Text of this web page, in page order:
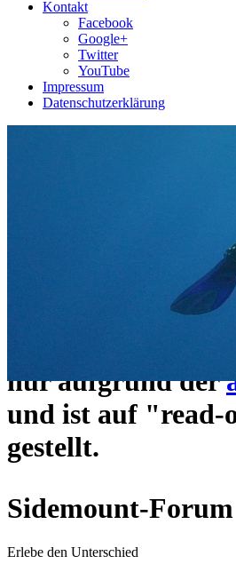
Kontakt
Facebook
Google+
Twitter
YouTube
Impressum
Datenschutzerklärung
https://
nur aufgrund der
und ist auf "read-
gestellt.
Sidemount-Forum
Erlebe den Unterschied